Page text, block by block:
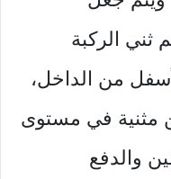
ثني الركبة
من الداخل،
مثنية في مستوى
والدفع